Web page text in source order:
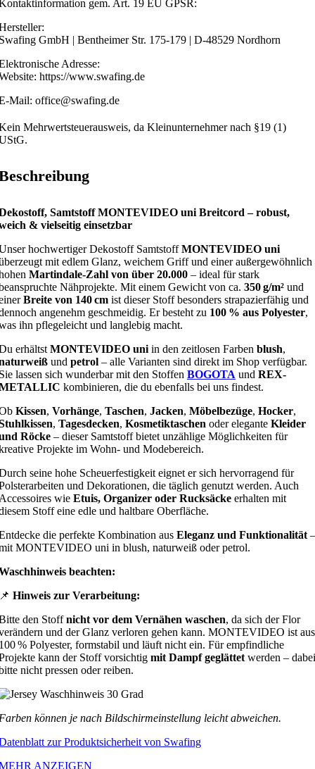
gem. Art. 19 EU GPSR:
GmbH | Bentheimer Str. 175-179 | D-48529 Nordhorn
Adresse:
https://www.swafing.de
Mail: office@swafing.de
Mehrwertsteuerausweis, da Kleinunternehmer nach §19 (1)
Samtstoff MONTEVIDEO uni Breitcord – robust,
& vielseitig einsetzbar
hochwertiger Dekostoff SamtstoffMONTEVIDEO uni
mit edlem Glanz, weichem Griff und einer außergewöhnlich
Martindale-Zahl von über 20.000 – ideal für stark
Nähprojekte. Mit einem Gewicht von ca. 350 g/m² und
Breite von 140 cm ist dieser Stoff besonders strapazierfähig und
angenehm geschmeidig. Er besteht zu 100 % aus Polyester,
ihn pflegeleicht und langlebig macht.
erhältst MONTEVIDEO uni in den zeitlosen Farben blush,
und petrol – alle Varianten sind direkt im Shop verfügbar.
lassen sich wunderbar mit den Stoffen BOGOTA und REX-
kombinieren, die du ebenfalls bei uns findest.
Kissen, Vorhänge, Taschen, Jacken, Möbelbezüge, Hocker,
, Tagesdecken, Kosmetiktaschen oder elegante Kleider
Röcke – dieser Samtstoff bietet unzählige Möglichkeiten für
Projekte im Wohn- und Modebereich.
seine hohe Scheuerfestigkeit eignet er sich hervorragend für
und Dekorationen, die täglich genutzt werden. Auch
wie Etuis, Organizer oder Rucksäcke erhalten mit
Stoff eine edle und haltbare Oberfläche.
die perfekte Kombination aus Eleganz und Funktionalität –
MONTEVIDEO uni in blush, naturweiß oder petrol.
beachten:
Hinweis zur Verarbeitung:
den Stoffnicht vor dem Vernähen waschen, da sich der Flor
und der Glanz verloren gehen kann. MONTEVIDEO ist aus
% Polyester, formstabil und läuft nicht ein. Für empfindliche
kann der Stoff vorsichtig mit Dampf geglättet werden – dabei
nicht pressen oder reiben.
können je nach Bildschirmeinstellung leicht abweichen.
zur Produktsicherheit von Swafing
ANZEIGEN